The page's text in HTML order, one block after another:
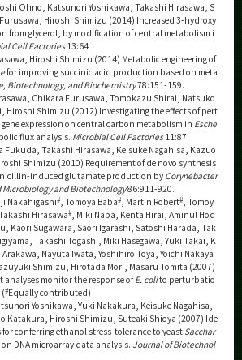
Ohno, Katsunori Yoshikawa, Takashi Hirasawa, S
Hiroshi Shimizu (2014) Increased 3-hydroxy
from glycerol, by modification of central metabolism i
Cell Factories13:64
Hiroshi Shimizu (2014) Metabolic engineering of
for improving succinic acid production based on meta
Biotechnology, and Biochemistry78:151-159.
Chikara Furusawa, Tomokazu Shirai, Natsuko
Hiroshi Shimizu (2012) Investigating the effects of pert
expression on central carbon metabolism in Esche
flux analysis. Microbial Cell Factories11:87.
Takashi Hirasawa, Keisuke Nagahisa, Kazuo
Shimizu (2010) Requirement of de novo synthesis
induced glutamate production by Corynebacter
Microbiology and Biotechnology86:911-920.
Nakahigashi#, Tomoya Baba#, Martin Robert#, Tomoy
Hirasawa#, Miki Naba, Kenta Hirai, Aminul Hoq
Kaori Sugawara, Saori Igarashi, Satoshi Harada, Tak
Takashi Togashi, Miki Hasegawa, Yuki Takai, K
Nayuta Iwata, Yoshihiro Toya, Yoichi Nakaya
Shimizu, Hirotada Mori, Masaru Tomita (2007)
monitor the response ofE. colito perturbatio
#Equally contributed)
Yoshikawa, Yuki Nakakura, Keisuke Nagahisa,
Katakura, Hiroshi Shimizu, Suteaki Shioya (2007) Ide
conferring ethanol stress-tolerance to yeast Sacchar
DNA microarray data analysis.Journal of Biotechnol